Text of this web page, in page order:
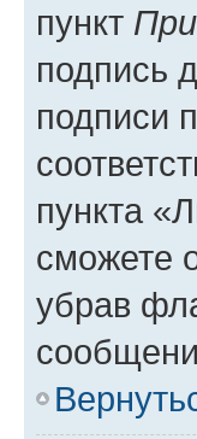
пункт
подпись
подписи
пункта
сможете
убрав